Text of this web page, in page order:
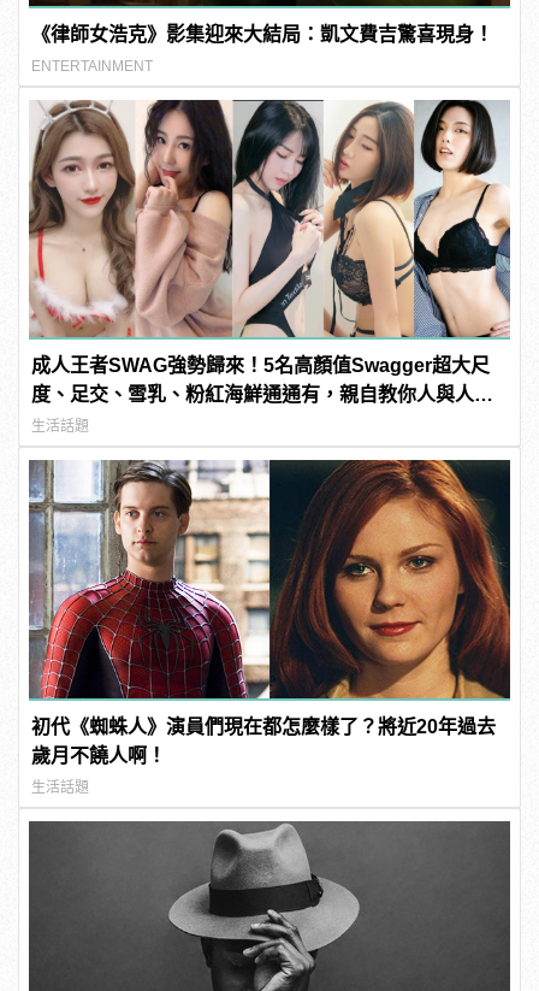
《律師女浩克》影集迎來大結局：凱文費吉驚喜現身！
ENTERTAINMENT
成人王者SWAG強勢歸來！5名高顏值Swagger超大尺
度、足交、雪乳、粉紅海鮮通通有，親自教你人與人的
連結！ | manfashion這樣變型男
生活話題
初代《蜘蛛人》演員們現在都怎麼樣了？將近20年過去
歲月不饒人啊！
生活話題